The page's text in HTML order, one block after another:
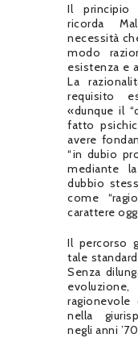
Il principio
ricorda
necessità
modo
esistenza e
La
requisito
«dunque il
fatto
avere
“in dubio
mediante
dubbio
come
carattere
Il percorso
tale
Senza
nella
negli anni